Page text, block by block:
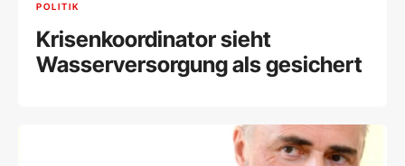
POLITIK
Krisenkoordinator sieht
Wasserversorgung als gesichert